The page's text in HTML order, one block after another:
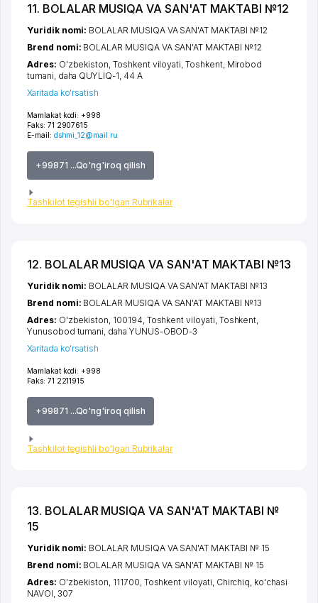
11. BOLALAR MUSIQA VA SAN'AT MAKTABI №12
Mamlakat kodi: +998
Faks: 71 2907615
E-mail: dshmi_12@mail.ru
+99871 ...Qo'ng'iroq qilish
Tashkilot tegishli bo'lgan Rubrikalar
Yuridik nomi: BOLALAR MUSIQA VA SAN'AT MAKTABI №12
Brend nomi: BOLALAR MUSIQA VA SAN'AT MAKTABI №12
Adres: O'zbekiston,Toshkent viloyati,Toshkent, Mirobod
tumani, daha QUYLIQ-1, 44 A
Xaritada ko'rsatish
12. BOLALAR MUSIQA VA SAN'AT MAKTABI №13
Mamlakat kodi: +998
Faks: 71 2211915
+99871 ...Qo'ng'iroq qilish
Tashkilot tegishli bo'lgan Rubrikalar
Yuridik nomi: BOLALAR MUSIQA VA SAN'AT MAKTABI №13
Brend nomi: BOLALAR MUSIQA VA SAN'AT MAKTABI №13
Adres: O'zbekiston, 100194, Toshkent viloyati, Toshkent,
Yunusobod tumani, daha YUNUS-OBOD-3
Xaritada ko'rsatish
13. BOLALAR MUSIQA VA SAN'AT MAKTABI №
15
Yuridik nomi: BOLALAR MUSIQA VA SAN'AT MAKTABI № 15
Brend nomi: BOLALAR MUSIQA VA SAN'AT MAKTABI № 15
Adres: O'zbekiston, 111700, Toshkent viloyati Chirchiq ko'chasi
NAVOI , 307